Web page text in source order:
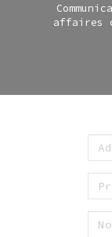
affaires